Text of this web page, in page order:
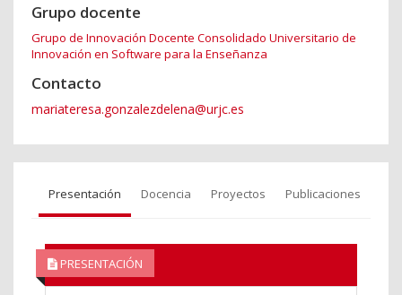
Grupo docente
Grupo de Innovación Docente Consolidado Universitario de
Innovación en Software para la Enseñanza
Contacto
mariateresa.gonzalezdelena@urjc.es
Presentación Docencia Proyectos Publicaciones
PRESENTACIÓN